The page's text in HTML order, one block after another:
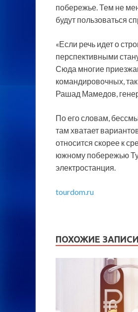
побережье. Тем не
будут пользоваться
«Если речь идет о
перспективными
Сюда многие
командировочных, так
Рашад Мамедов,
По его словам,
там хватает
относится скорее к
южному побережью
электростанция.
tourdom.ru
ПОХОЖИЕ ЗАПИСИ